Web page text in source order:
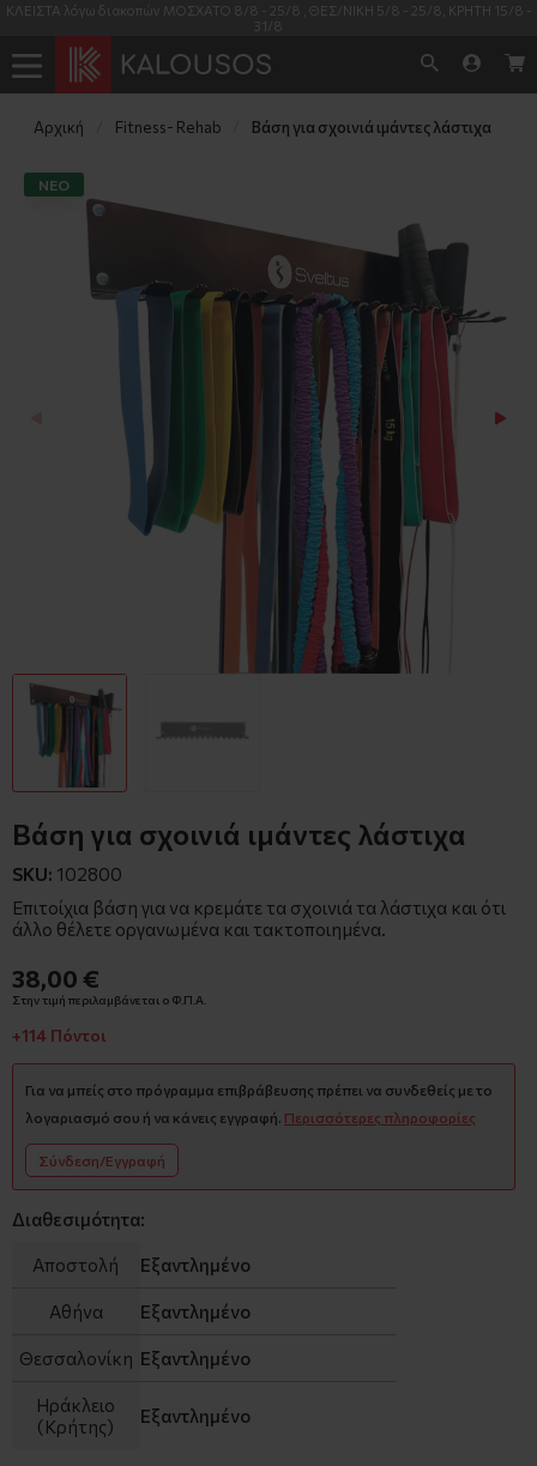
15/8 -
Η διαθεσιμότητα των προϊόντων όπως φαίνεται στις καρτέλες
πραγματική και 99% έγκυρη
Αρχική Fitness- Rehab Βάση για σχοινιά ιμάντες λάστιχα
NΕΟ
Βάση για σχοινιά ιμάντες λάστιχα
SKU: 102800
Επιτοίχια βάση για να κρεμάτε τα σχοινιά τα λάστιχα και ότι
άλλο θέλετε οργανωμένα και τακτοποιημένα.
38,00 €
Στην τιμή περιλαμβάνεται ο Φ.Π.Α.
+114 Πόντοι
Για να μπείς στο πρόγραμμα επιβράβευσης πρέπει να συνδεθείς με το
λογαριασμό σου ή να κάνεις εγγραφή. Περισσότερες πληροφορίες
Σύνδεση/Εγγραφή
Διαθεσιμότητα:
Αποστολή Εξαντλημένο
Αθήνα Εξαντλημένο
Θεσσαλονίκη Εξαντλημένο
Ηράκλειο
(Κρήτης)
Εξαντλημένο